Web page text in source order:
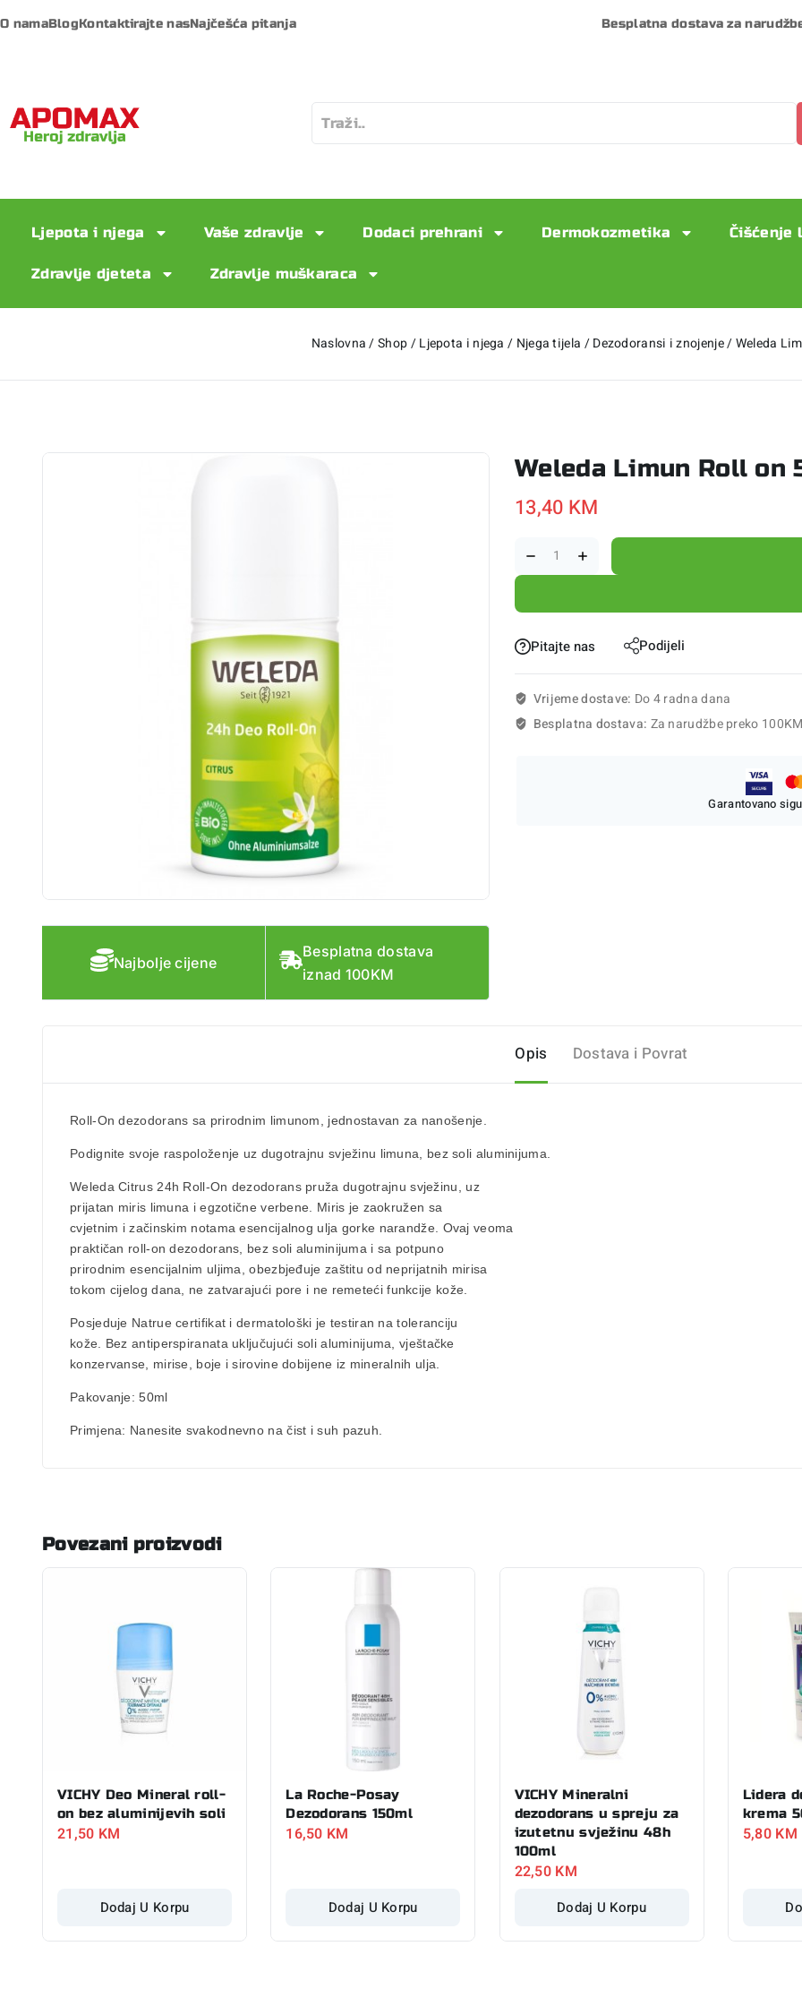
O namaBlogKontaktirajte nasNajčešća pitanja Besplatna dostava za
Ljepota i njega Vaše zdravlje Dodaci prehrani Dermokozmetika Čišćenje
Zdravlje djeteta Zdravlje muškaraca
Naslovna /Shop/Ljepota i njega / Njega tijela /Dezodoransi i znojenje/Weleda
Najbolje cijene
Besplatna dostava
iznad 100KM
Weleda Limun Roll on
13,40 KM
Pitajte nas Podijeli
Vrijeme dostave: Do 4 radna dana
Besplatna dostava: Za narudžbe preko 100KM
Garantovano
Opis Dostava i Povrat
Roll-On dezodorans sa prirodnim limunom , jednostavan za nanošenje.
Podignite svoje raspoloženje uz dugotrajnu svježinu limuna, bez soli aluminijuma.
Weleda Citrus 24h Roll-On dezodorans pruža dugotrajnu svježinu, uz
prijatan miris limuna i egzotične verbene. Miris je zaokružen sa
cvjetnim i začinskim notama esencijalnog ulja gorke narandže. Ovaj veoma
praktičan roll-on dezodorans, bez soli aluminijuma i sa potpuno
prirodnim esencijalnim uljima, obezbjeđuje zaštitu od neprijatnih mirisa
tokom cijelog dana, ne zatvarajući pore i ne remeteći funkcije kože.
Posjeduje Natrue certifikat i dermatološki je testiran na toleranciju
kože. Bez antiperspiranata uključujući soli aluminijuma, vještačke
konzervanse, mirise, boje i sirovine dobijene iz mineralnih ulja.
Pakovanje: 50ml
Primjena: Nanesite svakodnevno na čist i suh pazuh.
Povezani proizvodi
VICHY Deo Mineral roll-
on bez aluminijevih soli
21,50 KM
Dodaj U Korpu
La Roche-Posay
Dezodorans 150ml
16,50 KM
Dodaj U Korpu
VICHY Mineralni
dezodorans u spreju za
izutetnu svježinu 48h
100ml
22,50 KM
Dodaj U Korpu
Lidera
krema
5,80 KM